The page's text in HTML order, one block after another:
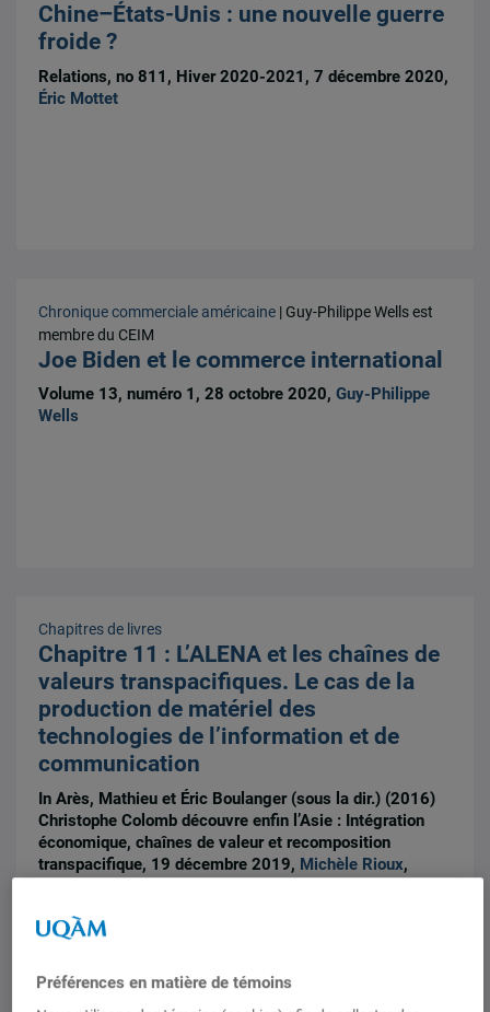
Chine–États-Unis : une nouvelle guerre
froide ?
Relations, no 811, Hiver 2020-2021, 7 décembre 2020,
Éric Mottet
Chronique commerciale américaine | Guy-Philippe Wells est
membre du CEIM
Joe Biden et le commerce international
Volume 13, numéro 1, 28 octobre 2020,Guy-Philippe
Wells
Chapitres de livres
Chapitre 11 : L’ALENA et les chaînes de
valeurs transpacifiques. Le cas de la
production de matériel des
technologies de l’information et de
communication
In Arès, Mathieu et Éric Boulanger (sous la dir.) (2016)
Christophe Colomb découvre enfin l’Asie : Intégration
économique, chaînes de valeur et recomposition
transpacifique, 19 décembre 2019, Michèle Rioux,
Préférences en matière de témoins